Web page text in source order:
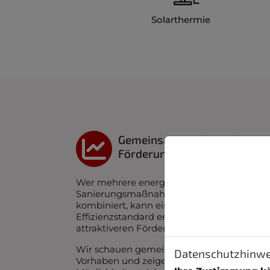
Solarthermie
Gemeinsam mehr aus der
Förderung machen
Wer mehrere energetische
Sanierungsmaßnahmen miteinander
kombiniert, kann einen höheren
Effizienzstandard erreichen und dadurch
attraktiveren Förderungen profitieren.
Wir schauen gemeinsam auf Ihr gesamtes
Vorhaben und zeigen Ihnen, welche